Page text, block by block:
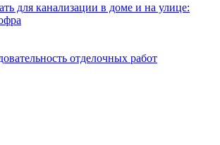
для канализации в доме и на улице:
отделочных работ